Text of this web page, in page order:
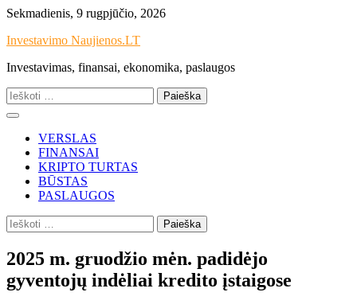
Skip
content
Sekmadienis, 9 rugpjūčio, 2026
Investavimo Naujienos.LT
Investavimas, finansai, ekonomika, paslaugos
Ieškoti:
VERSLAS
FINANSAI
KRIPTO TURTAS
BŪSTAS
PASLAUGOS
Ieškoti:
2025 m. gruodžio mėn. padidėjo
gyventojų indėliai kredito įstaigose